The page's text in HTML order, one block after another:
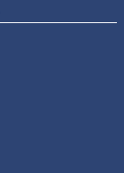
ップ